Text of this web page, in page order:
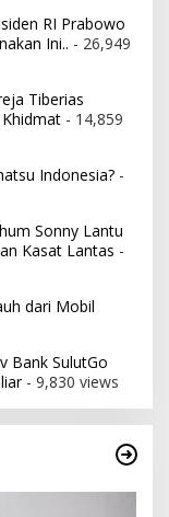
RI Prabowo
Ini.. - 26,949
Tiberias
- 14,859
Indonesia? -
Sonny Lantu
Kasat Lantas -
dari Mobil
Bank SulutGo
- 9,830 views